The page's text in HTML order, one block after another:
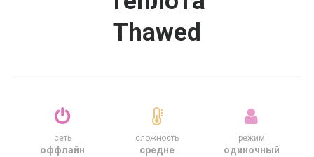
Thawed
сеть
оффлайн
сложность
средне
режим
одиночный